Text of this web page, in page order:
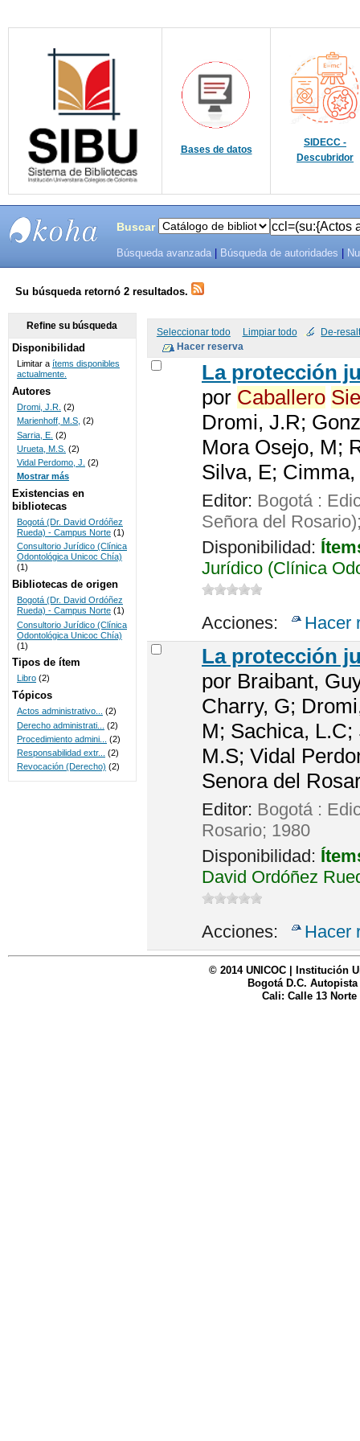
Bases de datos
SIDECC -
Descubridor
SISTEMAS
DE
BIBLIOTECAS
UNICOC
Buscar
Búsqueda avanzada Búsqueda de autoridades
Su búsqueda retornó 2 resultados.
Seleccionar todo Limpiar todo De-
La protección
por Caballero
Dromi, J.R;
Mora Osejo, M;
Silva, E;
Editor: Bogotá :
Señora del
Disponibilidad:
Jurídico (Clínica
Acciones: Hacer
La protección
por Braibant,
Charry, G;
M; Sachica,
M.S; Vidal
Senora del
Editor: Bogotá :
Rosario; 1980
Disponibilidad:
David Ordóñez
Acciones: Hacer
Refine su búsqueda
Disponibilidad
Limitar a ítems disponibles
actualmente.
Autores
Dromi, J.R. (2)
Marienhoff, M.S, (2)
Sarria, E. (2)
Urueta, M.S. (2)
Vidal Perdomo, J. (2)
Mostrar más
Existencias en
bibliotecas
Bogotá (Dr. David Ordóñez
Rueda) - Campus Norte (1)
Consultorio Jurídico (Clínica
Odontológica Unicoc Chía)
(1)
Bibliotecas de origen
Bogotá (Dr. David Ordóñez
Rueda) - Campus Norte (1)
Consultorio Jurídico (Clínica
Odontológica Unicoc Chía)
(1)
Tipos de ítem
Libro (2)
Tópicos
Actos administrativo... (2)
Derecho administrati...
(2)
Procedimiento admini...
(2)
Responsabilidad extr...
(2)
Revocación (Derecho) (2)
© 2014 UNICOC | Institución
Bogotá D.C. Autopista
Cali: Calle 13 Norte